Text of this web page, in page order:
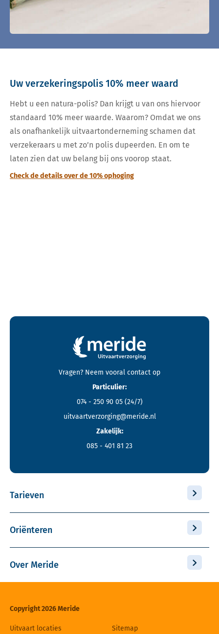
Uw verzekeringspolis 10% meer waard
Hebt u een natura-polis? Dan krijgt u van ons hiervoor
standaard 10% meer waarde. Waarom? Omdat we ons
als onafhankelijk uitvaartonderneming schamen dat
verzekeraars u met zo’n polis dupeerden. En om te
laten zien dat uw belang bij ons voorop staat.
Check de details over de 10% ophoging
Contactgegevens en footer menu van Meride
Vragen? Neem vooral contact op
Particulier:
074 - 250 90 05 (24/7)
uitvaartverzorging@meride.nl
Zakelijk:
085 - 401 81 23
Tarieven
Oriënteren
Over Meride
Copyright 2026 Meride
Uitvaart locaties Sitemap